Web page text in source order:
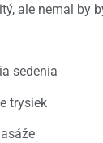
ale nemal by
sedenia
trysiek